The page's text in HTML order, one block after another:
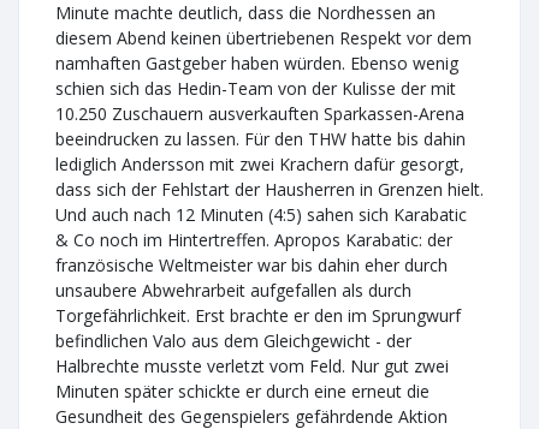
Minute machte deutlich, dass die Nordhessen an
diesem Abend keinen übertriebenen Respekt vor dem
namhaften Gastgeber haben würden. Ebenso wenig
schien sich das Hedin-Team von der Kulisse der mit
10.250 Zuschauern ausverkauften Sparkassen-Arena
beeindrucken zu lassen. Für den THW hatte bis dahin
lediglich Andersson mit zwei Krachern dafür gesorgt,
dass sich der Fehlstart der Hausherren in Grenzen hielt.
Und auch nach 12 Minuten (4:5) sahen sich Karabatic
& Co noch im Hintertreffen. Apropos Karabatic: der
französische Weltmeister war bis dahin eher durch
unsaubere Abwehrarbeit aufgefallen als durch
Torgefährlichkeit. Erst brachte er den im Sprungwurf
befindlichen Valo aus dem Gleichgewicht - der
Halbrechte musste verletzt vom Feld. Nur gut zwei
Minuten später schickte er durch eine erneut die
Gesundheit des Gegenspielers gefährdende Aktion